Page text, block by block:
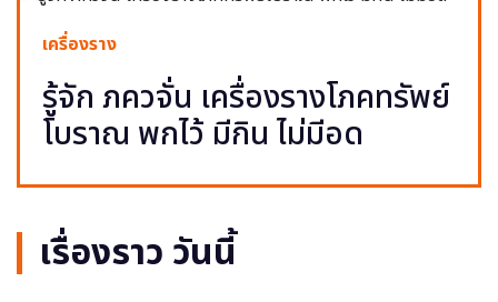
เครื่องราง
รู้จัก ภควจั่น เครื่องรางโภคทรัพย์
โบราณ พกไว้ มีกิน ไม่มีอด
เรื่องราว วันนี้